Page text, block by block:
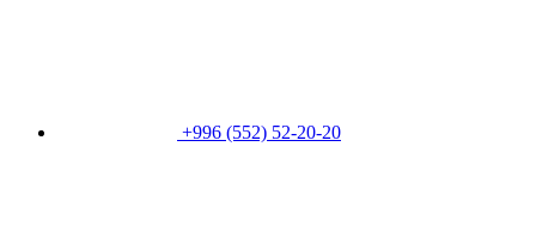
+996 (552) 52-20-20